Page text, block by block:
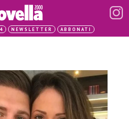
NEWSLETTER ABBONATI